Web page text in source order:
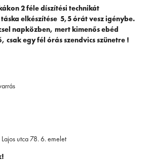
2 féle díszítési technikát
elkészítése 5,5 órát vesz igénybe.
napközben, mert kimenős ebéd
csak egy fél órás szendvics szünetre !
utca 78. 6. emelet